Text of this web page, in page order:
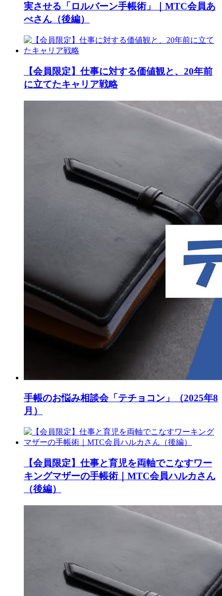
実させる「ロルバーン手帳術」｜MTC会員あ
べさん（後編）
【会員限定】仕事に対する価値観と、20年前
に立てたキャリア戦略
手帳のお悩み相談会「テチョコン」（2025年8
月）
【会員限定】仕事と育児を両軸でこなすワー
キングマザーの手帳術｜MTC会員ハルカさん
（後編）